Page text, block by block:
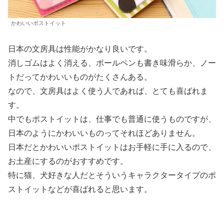
かわいいポストイット
日本の文房具は性能がかなり良いです。
消しゴムはよく消える、ボールペンも書き味滑らか、ノー
トだってかわいいものがたくさんある。
なので、文房具はよく使う人であれば、とても喜ばれま
す。
中でもポストイットは、仕事でも普通に使うものですが、
日本のようにかわいいものってそれほどありません。
日本だとかわいいポストイットはお手軽に手に入るので、
お土産にするのがおすすめです。
特に猫、犬好きな人だとそういうキャラクタータイプのポ
ストイットなどが喜ばれると思います。